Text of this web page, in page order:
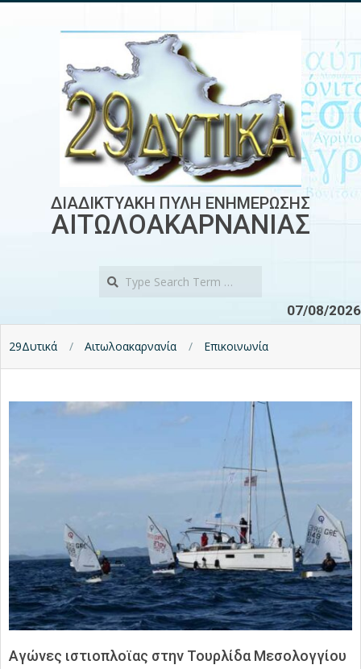
ΔΙΑΔΙΚΤΥΑΚΗ ΠΥΛΗ ΕΝΗΜΕΡΩΣΗΣ
ΑΙΤΩΛΟΑΚΑΡΝΑΝΙΑΣ
07/08/2026
29Δυτικά Αιτωλοακαρνανία Επικοινωνία
Αγώνες ιστιοπλοϊας στην Τουρλίδα Μεσολογγίου